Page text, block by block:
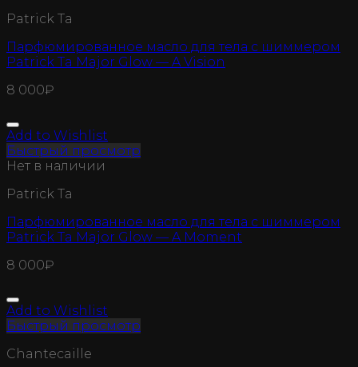
Patrick Ta
Парфюмированное масло для тела с шиммером
Patrick Ta Major Glow — A Vision
8 000₽
Add to Wishlist
Быстрый просмотр
Нет в наличии
Patrick Ta
Парфюмированное масло для тела с шиммером
Patrick Ta Major Glow — A Moment
8 000₽
Add to Wishlist
Быстрый просмотр
Chantecaille